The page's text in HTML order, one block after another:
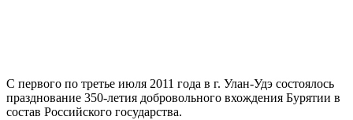
С первого по третье июля 2011 года в г. Улан-Удэ состоялось
празднование 350-летия добровольного вхождения Бурятии в
состав Российского государства.